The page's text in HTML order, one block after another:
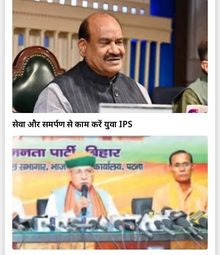
सेवा और समर्पण से काम करें युवा IPS